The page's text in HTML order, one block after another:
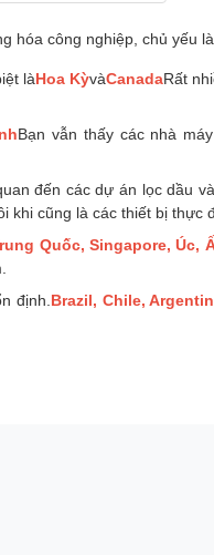
hóa công nghiệp, chủ yếu
làHoa KỳvàCanadaRất
Bạn vẫn thấy các nhà
đến các dự án lọc dầu
khi cũng là các thiết bị thực
Quốc, Singapore, Úc,
định. Brazil, Chile,